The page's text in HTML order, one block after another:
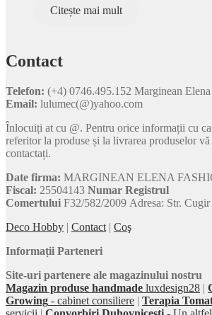
Citește mai mult
Contact
Telefon: (+4) 0746.495.152 Marginean Elena
Email: lulumec(@)yahoo.com
Înlocuiți at cu @. Pentru orice informații cu
referitor la produse și la livrarea produselor vă
contactați.
Date firma: MARGINEAN ELENA
Fiscal: 25504143 Numar Registrul
Comertului F32/582/2009 Adresa: Str.
Deco Hobby | Contact | Coş
Informații Parteneri
Site-uri partenere ale magazinului nostru
Magazin produse handmade luxdesign28 |
Growing - cabinet consiliere | Terapia